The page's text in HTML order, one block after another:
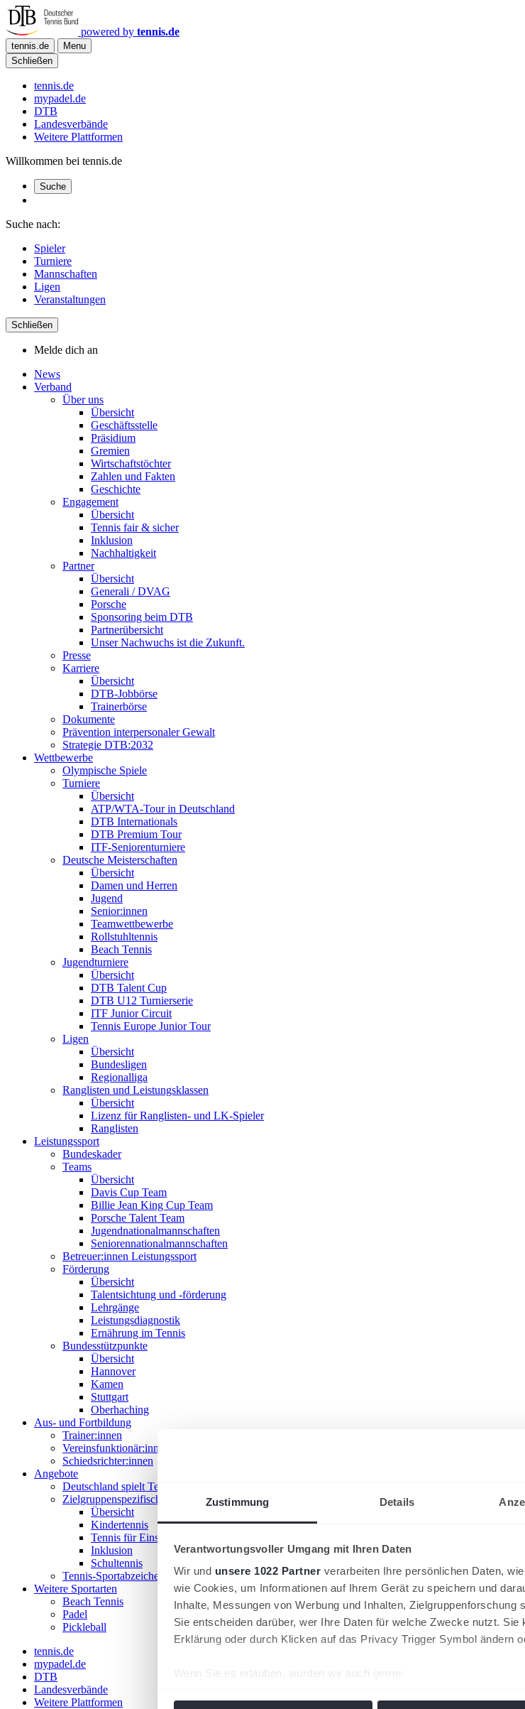
Zustimmung Details
Verantwortungsvoller Umgang mit Ihren Daten
Wir und unsere 1022 Partner verarbeiten Ihre persönlichen Daten,
wie Cookies, um Informationen auf Ihrem Gerät zu speichern und
Inhalte, Messungen von Werbung und Inhalten,
Sie entscheiden darüber, wer Ihre Daten für welche Zwecke nutzt.
Erklärung oder durch Klicken auf das Privacy Trigger Symbol ändern
Wenn Sie es erlauben, würden wir auch gerne:
powered by tennis.de
tennis.de
Menu
Schließen
tennis.de
mypadel.de
DTB
Landesverbände
Weitere Plattformen
Willkommen bei tennis.de
Suche
Suche nach:
Spieler
Turniere
Mannschaften
Ligen
Veranstaltungen
Schließen
Melde dich an
News
Verband
Über uns
Übersicht
Geschäftsstelle
Präsidium
Gremien
Wirtschaftstöchter
Zahlen und Fakten
Geschichte
Engagement
Übersicht
Tennis fair & sicher
Inklusion
Nachhaltigkeit
Partner
Übersicht
Generali / DVAG
Porsche
Sponsoring beim DTB
Partnerübersicht
Unser Nachwuchs ist die Zukunft.
Presse
Karriere
Übersicht
DTB-Jobbörse
Trainerbörse
Dokumente
Prävention interpersonaler Gewalt
Strategie DTB:2032
Wettbewerbe
Olympische Spiele
Turniere
Übersicht
ATP/WTA-Tour in Deutschland
DTB Internationals
DTB Premium Tour
ITF-Seniorenturniere
Deutsche Meisterschaften
Übersicht
Damen und Herren
Jugend
Senior:innen
Teamwettbewerbe
Rollstuhltennis
Beach Tennis
Jugendturniere
Übersicht
DTB Talent Cup
DTB U12 Turnierserie
ITF Junior Circuit
Tennis Europe Junior Tour
Ligen
Übersicht
Bundesligen
Regionalliga
Ranglisten und Leistungsklassen
Übersicht
Lizenz für Ranglisten- und LK-Spieler
Ranglisten
Leistungssport
Bundeskader
Teams
Übersicht
Davis Cup Team
Billie Jean King Cup Team
Porsche Talent Team
Jugendnationalmannschaften
Seniorennationalmannschaften
Betreuer:innen Leistungssport
Förderung
Übersicht
Talentsichtung und -förderung
Lehrgänge
Leistungsdiagnostik
Ernährung im Tennis
Bundesstützpunkte
Übersicht
Hannover
Kamen
Stuttgart
Oberhaching
Aus- und Fortbildung
Trainer:innen
Vereinsfunktionär:innen
Schiedsrichter:innen
Angebote
Deutschland spielt Tennis
Zielgruppenspezifische Angebote
Übersicht
Kindertennis
Tennis für Einsteiger 18+
Inklusion
Schultennis
Tennis-Sportabzeichen
Weitere Sportarten
Beach Tennis
Padel
Pickleball
tennis.de
mypadel.de
DTB
Landesverbände
Weitere Plattformen